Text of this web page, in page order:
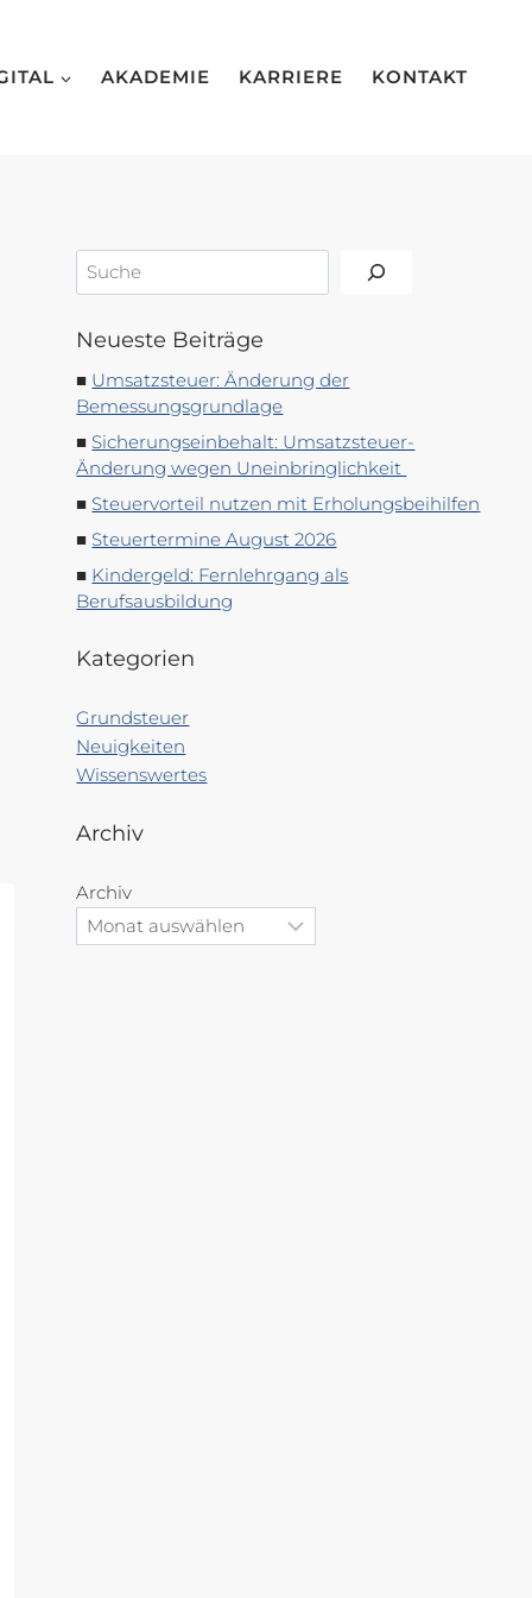
AKADEMIE KARRIERE KONTAKT
Suchen
Neueste Beiträge
Umsatzsteuer: Änderung der
Bemessungsgrundlage
Sicherungseinbehalt: Umsatzsteuer-
Änderung wegen Uneinbringlichkeit
Steuervorteil nutzen mit Erholungsbeihilfen
Steuertermine August 2026
Kindergeld: Fernlehrgang als
Berufsausbildung
Kategorien
Grundsteuer
Neuigkeiten
Wissenswertes
Archiv
Archiv